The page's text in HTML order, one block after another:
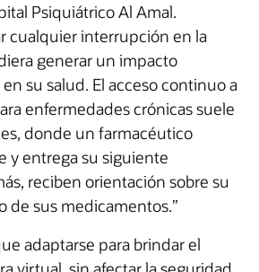
Psiquiátrico Al Amal.
cualquier interrupción en la
generar un impacto
su salud. El acceso continuo a
enfermedades crónicas suele
donde un farmacéutico
y entrega su siguiente
reciben orientación sobre su
de sus medicamentos.”
adaptarse para brindar el